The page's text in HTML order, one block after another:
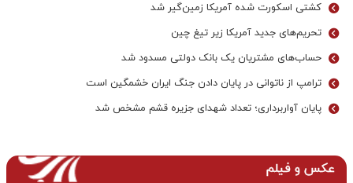
کشتی اسکورت شده آمریکا زمین‌گیر شد
تحریم‌های جدید آمریکا زیر تیغ چین
حساب‌های مشتریان یک بانک‌ دولتی مسدود شد
ترامپ از ناتوانی در پایان دادن جنگ ایران خشمگین است
پایان آواربرداری؛ تعداد شهدای جزیره قشم مشخص شد
عکس و فیلم